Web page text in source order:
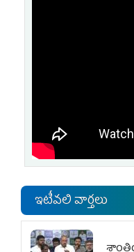
ఇటీవలి వార్తలు